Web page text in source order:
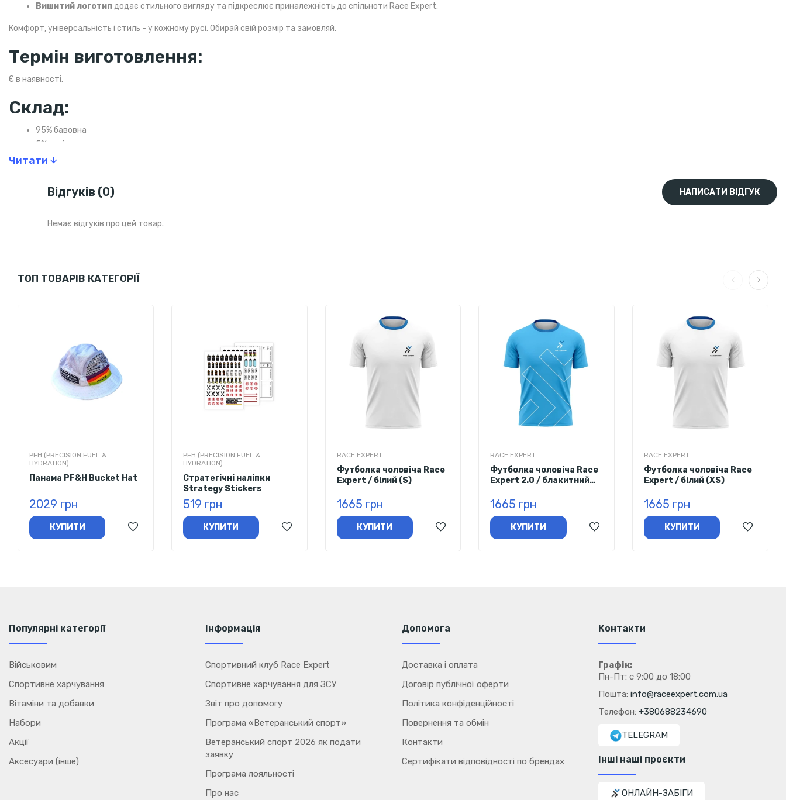
Вишитий логотип додає стильного вигляду та підкреслює приналежність до спільноти Race Expert.
Комфорт, універсальність і стиль - у кожному русі. Обирай свій розмір та замовляй.
Термін виготовлення:
Є в наявності.
Склад:
95% бавовна
5% поліестер
Щільність: 190 г/м²
Логотип: вишивка
Читати
Відгуків (0) НАПИСАТИ ВІДГУК
Немає відгуків про цей товар.
ТОП ТОВАРІВ КАТЕГОРІЇ
PFH (PRECISION FUEL &
HYDRATION)
Панама PF&H Bucket Hat
2029 грн
КУПИТИ
PFH (PRECISION FUEL &
HYDRATION)
Стратегічні наліпки
Strategy Stickers
519 грн
КУПИТИ
RACE EXPERT
Футболка чоловіча Race
Expert / білий (S)
1665 грн
КУПИТИ
RACE EXPERT
Футболка чоловіча Race
Expert 2.0 / блакитний
1665 грн
КУПИТИ
RACE EXPERT
Футболка чоловіча Race
Expert / білий (XS)
1665 грн
КУПИТИ
Популярні категорії
Військовим
Спортивне харчування
Вітаміни та добавки
Набори
Акції
Аксесуари (інше)
Інформація
Спортивний клуб Race Expert
Спортивне харчування для ЗСУ
Звіт про допомогу
Програма «Ветеранський спорт»
Ветеранський спорт 2026 як подати
заявку
Програма лояльності
Про нас
Допомога
Доставка і оплата
Договір публічної оферти
Політика конфіденційності
Повернення та обмін
Контакти
Сертифікати відповідності по брендах
Контакти
Графік:
Пн-Пт: с 9:00 до 18:00
Пошта: info@raceexpert.com.ua
Телефон: +380688234690
TELEGRAM
Інші наші проєкти
ОНЛАЙН-ЗАБІГИ